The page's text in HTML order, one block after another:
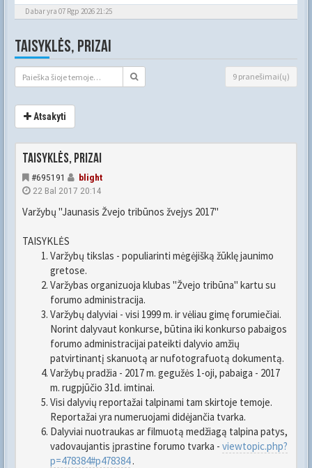
Dabar yra 07 Rgp 2026 21:25
TAISYKLĖS, PRIZAI
9 pranešimai(ų)
Atsakyti
Taisyklės, prizai
#695191
blight
22 Bal 2017 20:14
Varžybų "Jaunasis Žvejo tribūnos žvejys 2017"
TAISYKLĖS
Varžybų tikslas - populiarinti mėgėjišką žūklę jaunimo
gretose.
Varžybas organizuoja klubas "Žvejo tribūna" kartu su
forumo administracija.
Varžybų dalyviai - visi 1999 m. ir vėliau gimę forumiečiai.
Norint dalyvaut konkurse, būtina iki konkurso pabaigos
forumo administracijai pateikti dalyvio amžių
patvirtinantį skanuotą ar nufotografuotą dokumentą.
Varžybų pradžia - 2017 m. gegužės 1-oji, pabaiga - 2017
m. rugpjūčio 31d. imtinai.
Visi dalyvių reportažai talpinami tam skirtoje temoje.
Reportažai yra numeruojami didėjančia tvarka.
Dalyviai nuotraukas ar filmuotą medžiagą talpina patys,
vadovaujantis įprastine forumo tvarka - viewtopic.php?
p=478384#p478384.